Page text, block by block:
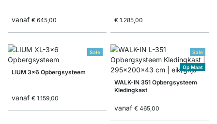
vanaf € 645,00 € 1.285,00
Sale
LIUM 3x6 Opbergsysteem
vanaf € 1.159,00
Sale
Op Maat
WALK-IN 351 Opbergsysteem
Kledingkast
vanaf € 465,00